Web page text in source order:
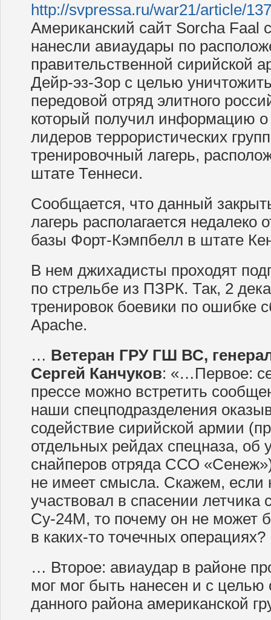
http://svpressa.ru/war21/article/
Американский сайт Sorcha
нанесли авиаудары по
правительственной сирийской
Дейр-эз-Зор с целью
передовой отряд элитного
который получил информацию
лидеров террористических
тренировочный лагерь,
штате Теннеси.
Сообщается, что данный
лагерь располагается недалеко
базы Форт-Кэмпбелл в штате
В нем джихадисты проходят
по стрельбе из ПЗРК. Так, 2
тренировок боевики по ошибке
Apache.
… Ветеран ГРУ ГШ ВС,
Сергей Канчуков: «…Первое:
прессе можно встретить
наши спецподразделения
содействие сирийской армии
отдельных рейдах спецназа, об
снайперов отряда ССО
не имеет смысла. Скажем, если
участвовал в спасении летчика
Су-24М, то почему он не может
в каких-то точечных операциях?
… Второе: авиаудар в районе
мог мог быть нанесен и с целью
данного района американской